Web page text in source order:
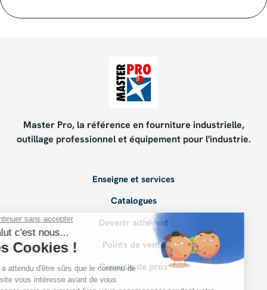
Master Pro, la référence en fourniture industrielle,
outillage professionnel et équipement pour l'industrie.
Enseigne et services
Catalogues
Devenir adhérent
Points de vente
Conseils de pros